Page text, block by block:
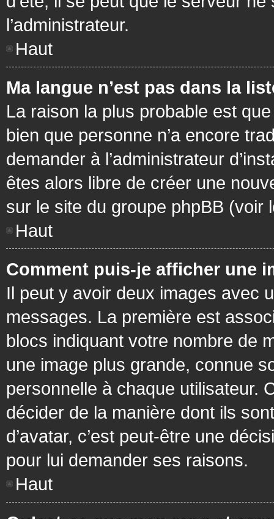
l’administrateur.
Haut
Ma langue n’est pas dans la
La raison la plus probable est
bien que personne n’a encore
demander à l’administrateur
êtes alors libre de créer une
sur le site du groupe phpBB (voir
Haut
Comment puis-je afficher une
Il peut y avoir deux images avec
messages. La première est
blocs indiquant votre nombre de
une image plus grande, connue
personnelle à chaque utilisateur.
décider de la manière dont ils
d’avatar, c’est peut-être une
pour lui demander ses raisons.
Haut